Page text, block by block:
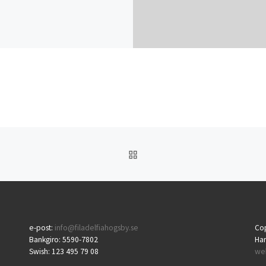
TILLBAKA TILL
e-post: info@filadelfiahogsby.se
Bankgiro: 5590-7802
Swish: 123 495 79 08